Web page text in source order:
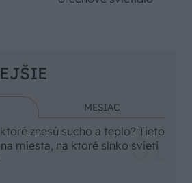
MESIAC
znesú sucho a teplo? Tieto
miesta, na ktoré slnko svieti